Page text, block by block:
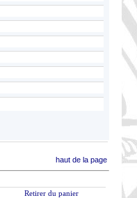
haut de la page
Retirer du panier